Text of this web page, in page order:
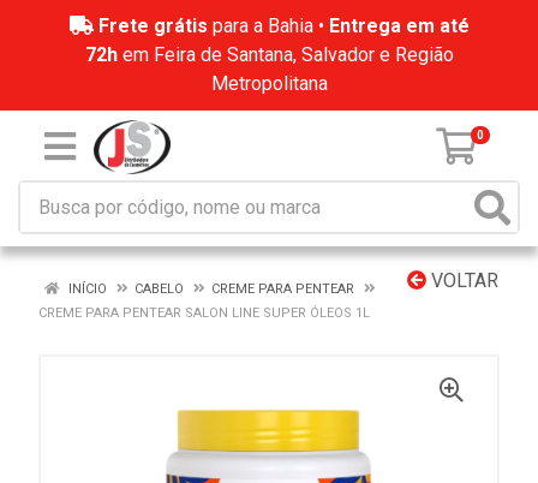
Frete grátis para a Bahia • Entrega em até
72hem Feira de Santana, Salvador e Região
Metropolitana
0
VOLTAR
INÍCIO CABELO
CREME PARA PENTEAR
CREME PARA PENTEAR SALON LINE SUPER ÓLEOS 1L